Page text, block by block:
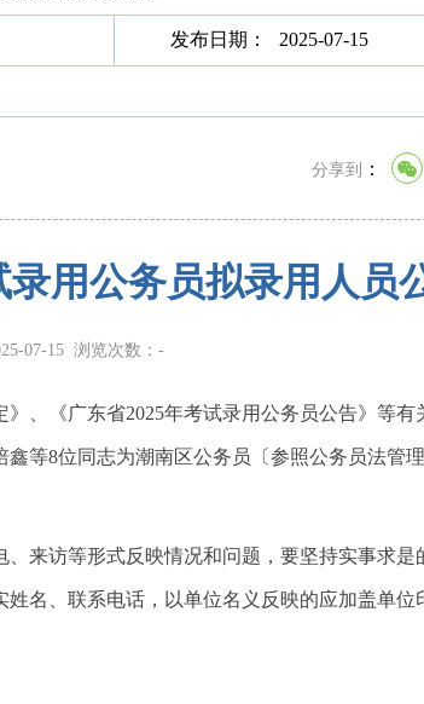
发布日期： 2025-07-15
分享到 ：
用公务员拟录用人员
07-15 浏览次数： -
、《广东省2025年考试录用公务员公告》等有
等8位同志为潮南区公务员〔参照公务员法管
来访等形式反映情况和问题，要坚持实事求是
名、联系电话，以单位名义反映的应加盖单位